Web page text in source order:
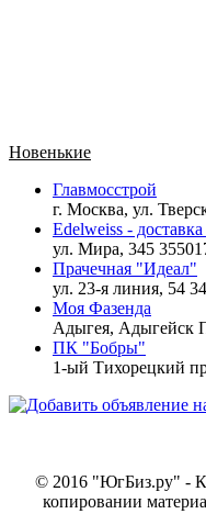
Новенькие
Главмосстрой
г. Москва, ул.
Edelweiss -
ул. Мира, 345
Прачечная "Идеал"
ул. 23-я линия, 54
Моя Фазенда
Адыгея, Адыгейск
ПК "Бобры"
1-ый Тихорецкий
© 2016 "ЮгБиз.ру" -
копировании